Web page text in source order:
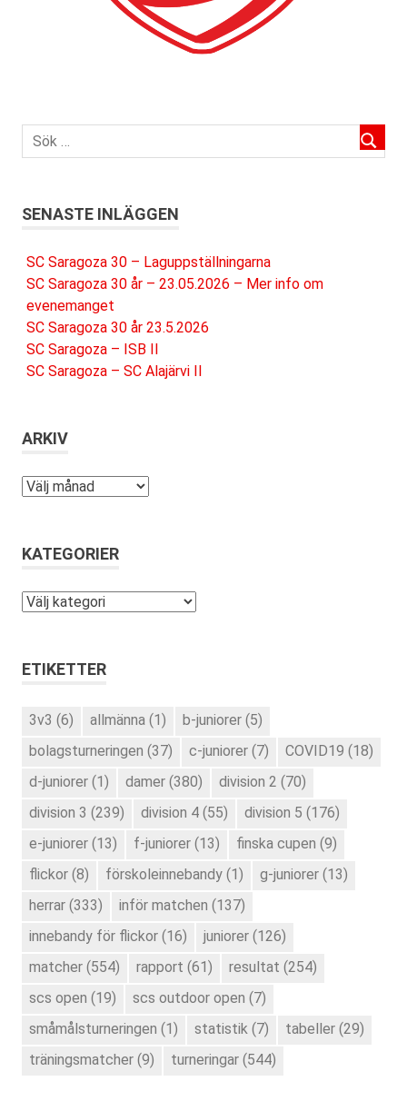
SENASTE INLÄGGEN
SC Saragoza 30 – Laguppställningarna
SC Saragoza 30 år – 23.05.2026 – Mer info om
evenemanget
SC Saragoza 30 år 23.5.2026
SC Saragoza – ISB II
SC Saragoza – SC Alajärvi II
ARKIV
Arkiv
KATEGORIER
Kategorier
ETIKETTER
3v3 (6) allmänna (1) b-juniorer (5)
bolagsturneringen (37) c-juniorer (7) COVID19 (18)
d-juniorer (1) damer (380) division 2 (70)
division 3 (239) division 4 (55) division 5 (176)
e-juniorer (13) f-juniorer (13) finska cupen (9)
flickor (8) förskoleinnebandy (1) g-juniorer (13)
herrar (333) inför matchen (137)
innebandy för flickor (16) juniorer (126)
matcher (554) rapport (61) resultat (254)
scs open (19) scs outdoor open (7)
småmålsturneringen (1) statistik (7) tabeller (29)
träningsmatcher (9) turneringar (544)